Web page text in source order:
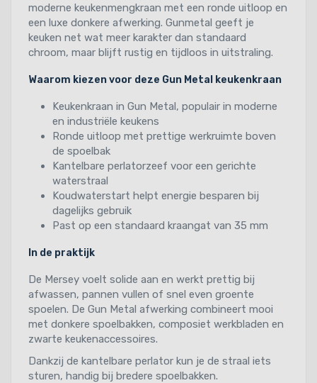
moderne keukenmengkraan met een ronde uitloop en
een luxe donkere afwerking. Gunmetal geeft je
keuken net wat meer karakter dan standaard
chroom, maar blijft rustig en tijdloos in uitstraling.
Waarom kiezen voor deze Gun Metal keukenkraan
Keukenkraan in Gun Metal, populair in moderne
en industriële keukens
Ronde uitloop met prettige werkruimte boven
de spoelbak
Kantelbare perlatorzeef voor een gerichte
waterstraal
Koudwaterstart helpt energie besparen bij
dagelijks gebruik
Past op een standaard kraangat van 35 mm
In de praktijk
De Mersey voelt solide aan en werkt prettig bij
afwassen, pannen vullen of snel even groente
spoelen. De Gun Metal afwerking combineert mooi
met donkere spoelbakken, composiet werkbladen en
zwarte keukenaccessoires.
Dankzij de kantelbare perlator kun je de straal iets
sturen, handig bij bredere spoelbakken.